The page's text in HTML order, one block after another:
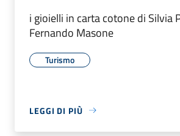
i gioielli in carta cotone di Silvia
Fernando Masone
Turismo
LEGGI DI PIÙ